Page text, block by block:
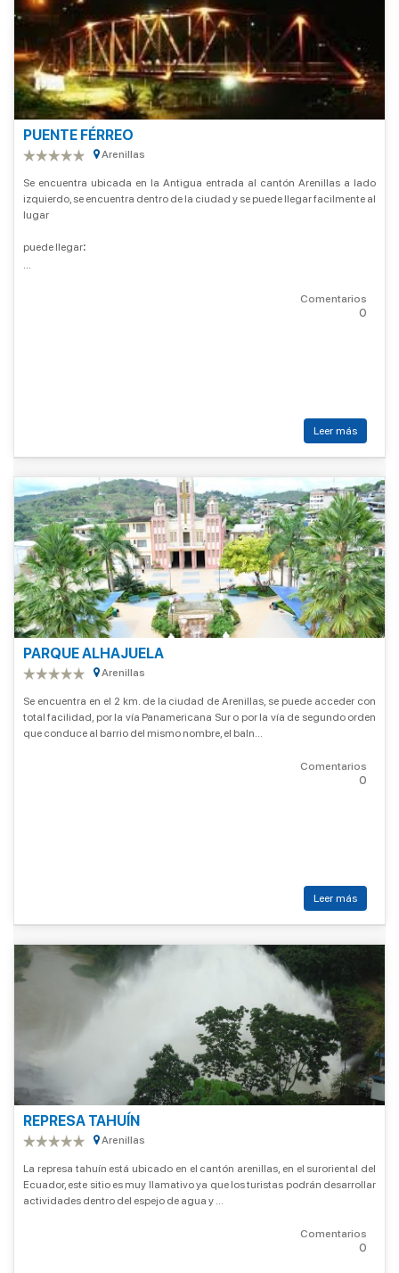
PUENTE FÉRREO
Arenillas
Se encuentra ubicada en la Antigua entrada al cantón Arenillas a lado
izquierdo, se encuentra dentro de la ciudad y se puede llegar facilmente al
lugar
puede llegar:
Comentarios
0
Leer más
PARQUE ALHAJUELA
Arenillas
Se encuentra en el 2 km. de la ciudad de Arenillas, se puede acceder con
total facilidad, por la vía Panamericana Sur o por la vía de segundo orden
que conduce al barrio del mismo nombre, el baln...
Comentarios
0
Leer más
REPRESA TAHUÍN
Arenillas
La represa tahuín está ubicado en el cantón arenillas, en el suroriental del
Ecuador, este sitio es muy llamativo ya que los turistas podrán desarrollar
actividades dentro del espejo de agua y ...
Comentarios
0